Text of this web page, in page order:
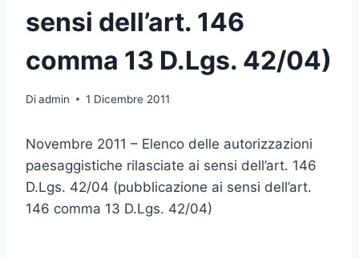
sensi dell’art. 146
comma 13 D.Lgs. 42/04)
Diadmin 1 Dicembre 2011
Novembre 2011 – Elenco delle autorizzazioni
paesaggistiche rilasciate ai sensi dell’art. 146
D.Lgs. 42/04 (pubblicazione ai sensi dell’art.
146 comma 13 D.Lgs. 42/04)